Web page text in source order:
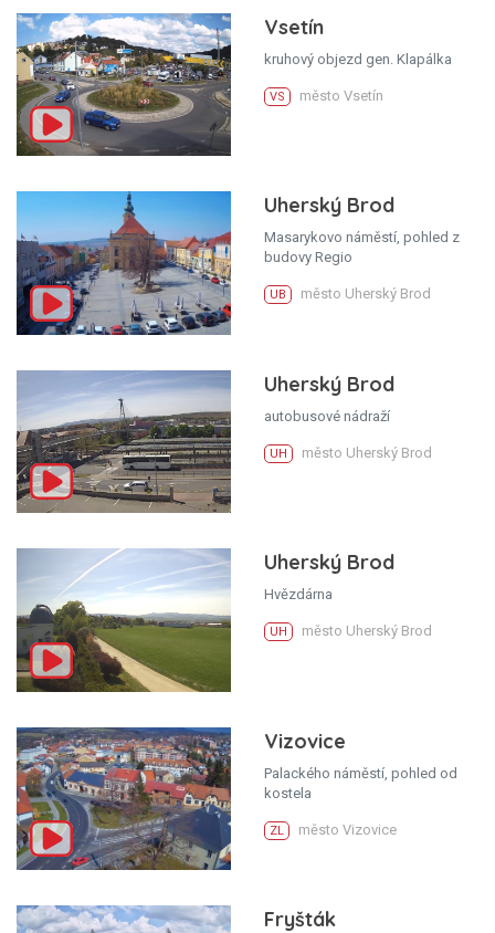
Vsetín
kruhový objezd gen. Klapálka
VS město Vsetín
Uherský Brod
Masarykovo náměstí, pohled z
budovy Regio
UB město Uherský Brod
Uherský Brod
autobusové nádraží
UH město Uherský Brod
Uherský Brod
Hvězdárna
UH město Uherský Brod
Vizovice
Palackého náměstí, pohled od
kostela
ZL město Vizovice
Fryšták